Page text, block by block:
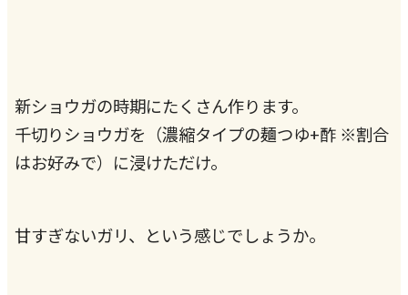
新ショウガの時期にたくさん作ります。
千切りショウガを（濃縮タイプの麺つゆ+酢 ※割合
はお好みで）に浸けただけ。
甘すぎないガリ、という感じでしょうか。